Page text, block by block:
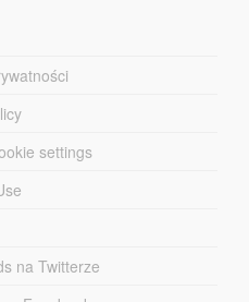
settings
na Twitterze